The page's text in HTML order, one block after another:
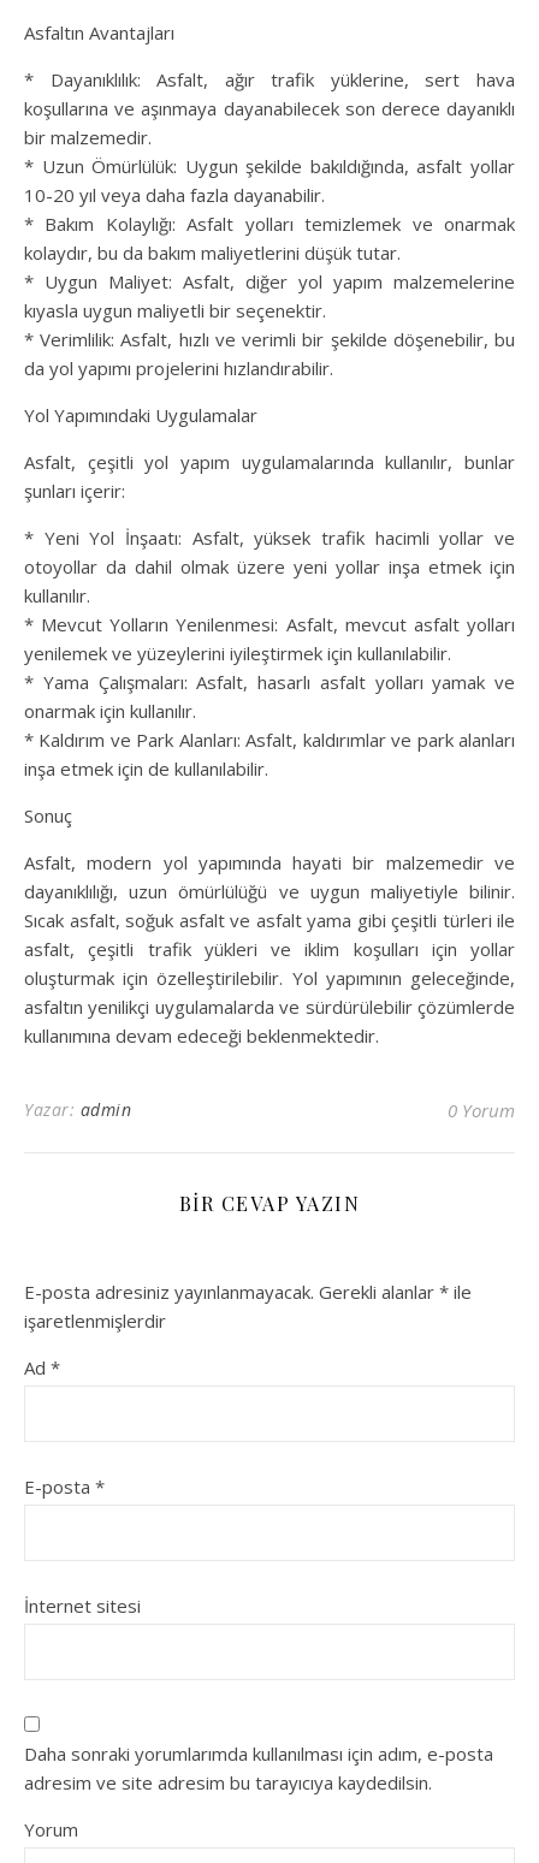
Asfaltın Avantajları
* Dayanıklılık: Asfalt, ağır trafik yüklerine, sert hava
koşullarına ve aşınmaya dayanabilecek son derece dayanıklı
bir malzemedir.
* Uzun Ömürlülük: Uygun şekilde bakıldığında, asfalt yollar
10-20 yıl veya daha fazla dayanabilir.
* Bakım Kolaylığı: Asfalt yolları temizlemek ve onarmak
kolaydır, bu da bakım maliyetlerini düşük tutar.
* Uygun Maliyet: Asfalt, diğer yol yapım malzemelerine
kıyasla uygun maliyetli bir seçenektir.
* Verimlilik: Asfalt, hızlı ve verimli bir şekilde döşenebilir, bu
da yol yapımı projelerini hızlandırabilir.
Yol Yapımındaki Uygulamalar
Asfalt, çeşitli yol yapım uygulamalarında kullanılır, bunlar
şunları içerir:
* Yeni Yol İnşaatı: Asfalt, yüksek trafik hacimli yollar ve
otoyollar da dahil olmak üzere yeni yollar inşa etmek için
kullanılır.
* Mevcut Yolların Yenilenmesi: Asfalt, mevcut asfalt yolları
yenilemek ve yüzeylerini iyileştirmek için kullanılabilir.
* Yama Çalışmaları: Asfalt, hasarlı asfalt yolları yamak ve
onarmak için kullanılır.
* Kaldırım ve Park Alanları: Asfalt, kaldırımlar ve park alanları
inşa etmek için de kullanılabilir.
Sonuç
Asfalt, modern yol yapımında hayati bir malzemedir ve
dayanıklılığı, uzun ömürlülüğü ve uygun maliyetiyle bilinir.
Sıcak asfalt, soğuk asfalt ve asfalt yama gibi çeşitli türleri ile
asfalt, çeşitli trafik yükleri ve iklim koşulları için yollar
oluşturmak için özelleştirilebilir. Yol yapımının geleceğinde,
asfaltın yenilikçi uygulamalarda ve sürdürülebilir çözümlerde
kullanımına devam edeceği beklenmektedir.
Yazar: admin 0 Yorum
BIR CEVAP YAZIN
E-posta adresiniz yayınlanmayacak. Gerekli alanlar * ile
işaretlenmişlerdir
Ad *
E-posta *
İnternet sitesi
Daha sonraki yorumlarımda kullanılması için adım, e-posta
adresim ve site adresim bu tarayıcıya kaydedilsin.
Yorum